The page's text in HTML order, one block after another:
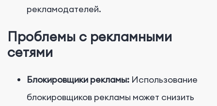
рекламодателей.
Проблемы с рекламными
сетями
Блокировщики рекламы: Использование
блокировщиков рекламы может снизить